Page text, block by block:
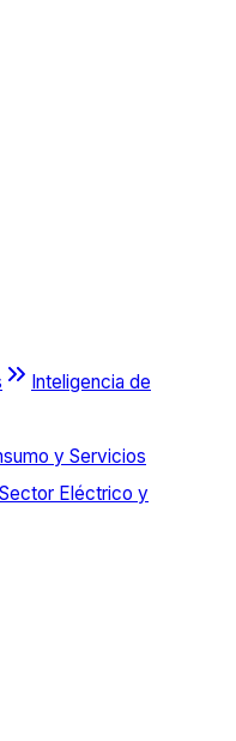
Inteligencia de
y Servicios
Sector Eléctrico y